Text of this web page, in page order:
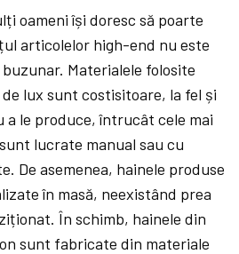
oameni își doresc să poarte
articolelor high-end nu este
Materialele folosite
lux sunt costisitoare, la fel și
a le produce, întrucât cele mai
lucrate manual sau cu
De asemenea, hainele produse
în masă, neexistând prea
În schimb, hainele din
sunt fabricate din materiale